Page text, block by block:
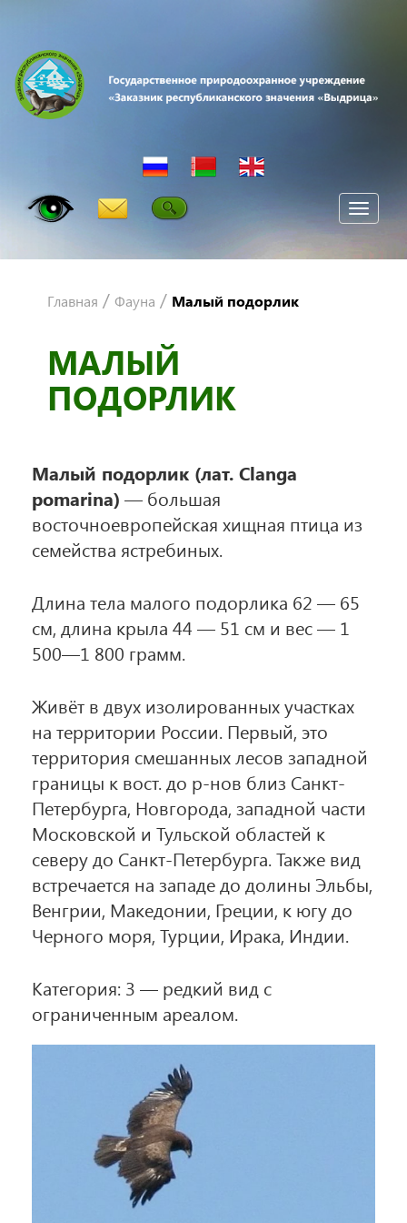
Главная / Фауна / Малый подорлик
МАЛЫЙ
ПОДОРЛИК
Малый подорлик (лат. Clanga
pomarina) — большая
восточноевропейская хищная птица из
семейства ястребиных.
Длина тела малого подорлика 62 — 65
см, длина крыла 44 — 51 см и вес — 1
500—1 800 грамм.
Живёт в двух изолированных участках
на территории России. Первый, это
территория смешанных лесов западной
границы к вост. до р-нов близ Санкт-
Петербурга, Новгорода, западной части
Московской и Тульской областей к
северу до Санкт-Петербурга. Также вид
встречается на западе до долины Эльбы,
Венгрии, Македонии, Греции, к югу до
Черного моря, Турции, Ирака, Индии.
Категория: 3 — редкий вид с
ограниченным ареалом.